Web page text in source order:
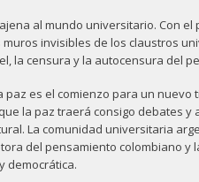
al mundo universitario. Con
invisibles de los claustros
la censura y la autocensura del
paz es el comienzo para un nuevo
la paz traerá consigo debates
La comunidad universitaria
del pensamiento colombiano y
democrática.